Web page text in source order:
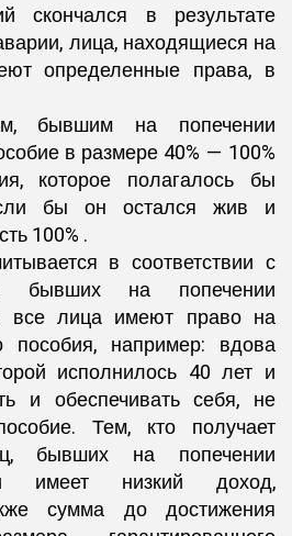
скончался в результате
лица, находящиеся на
определенные права, в
бывшим на попечении
в размере 40% — 100%
которое полагалось бы
бы он остался жив и
100% .
в соответствии с
бывших на попечении
все лица имеют право на
пособия, например: вдова
исполнилось 40 лет и
и обеспечивать себя, не
Тем, кто получает
бывших на попечении
имеет низкий доход,
сумма до достижения